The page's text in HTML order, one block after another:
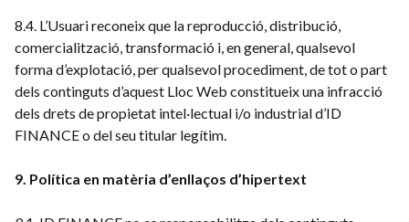
8.4. L’Usuari reconeix que la reproducció, distribució,
comercialització, transformació i, en general, qualsevol
forma d’explotació, per qualsevol procediment, de tot o part
dels continguts d’aquest Lloc Web constitueix una infracció
dels drets de propietat intel·lectual i/o industrial d’ID
FINANCE o del seu titular legítim.
9. Política en matèria d’enllaços d’hipertext